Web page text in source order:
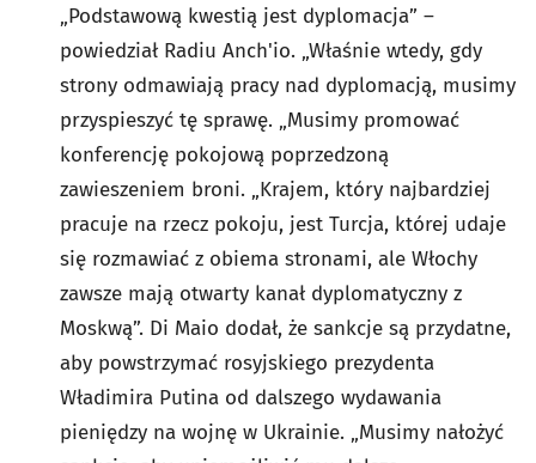
„Podstawową kwestią jest dyplomacja” –
powiedział Radiu Anch'io. „Właśnie wtedy, gdy
strony odmawiają pracy nad dyplomacją, musimy
przyspieszyć tę sprawę. „Musimy promować
konferencję pokojową poprzedzoną
zawieszeniem broni. „Krajem, który najbardziej
pracuje na rzecz pokoju, jest Turcja, której udaje
się rozmawiać z obiema stronami, ale Włochy
zawsze mają otwarty kanał dyplomatyczny z
Moskwą”. Di Maio dodał, że sankcje są przydatne,
aby powstrzymać rosyjskiego prezydenta
Władimira Putina od dalszego wydawania
pieniędzy na wojnę w Ukrainie. „Musimy nałożyć